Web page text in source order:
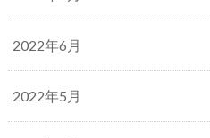
2022年6月
2022年5月